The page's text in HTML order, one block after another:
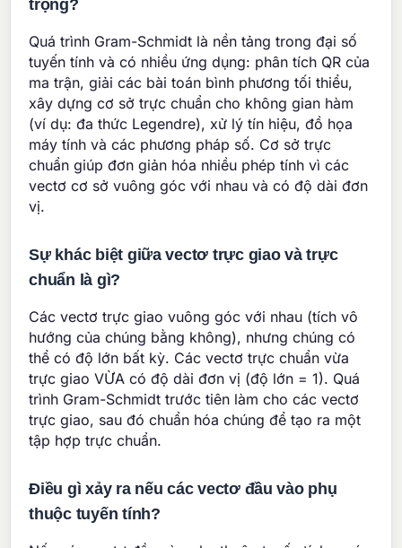
trọng?
Quá trình Gram-Schmidt là nền tảng trong đại số
tuyến tính và có nhiều ứng dụng: phân tích QR của
ma trận, giải các bài toán bình phương tối thiểu,
xây dựng cơ sở trực chuẩn cho không gian hàm
(ví dụ: đa thức Legendre), xử lý tín hiệu, đồ họa
máy tính và các phương pháp số. Cơ sở trực
chuẩn giúp đơn giản hóa nhiều phép tính vì các
vectơ cơ sở vuông góc với nhau và có độ dài đơn
vị.
Sự khác biệt giữa vectơ trực giao và trực
chuẩn là gì?
Các vectơ trực giao vuông góc với nhau (tích vô
hướng của chúng bằng không), nhưng chúng có
thể có độ lớn bất kỳ. Các vectơ trực chuẩn vừa
trực giao VỪA có độ dài đơn vị (độ lớn = 1). Quá
trình Gram-Schmidt trước tiên làm cho các vectơ
trực giao, sau đó chuẩn hóa chúng để tạo ra một
tập hợp trực chuẩn.
Điều gì xảy ra nếu các vectơ đầu vào phụ
thuộc tuyến tính?